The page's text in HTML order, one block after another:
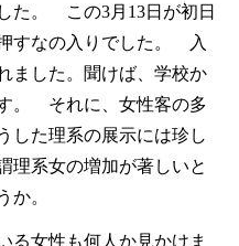
た。 この3月13日が初日
すなの入りでした。 入
ました。聞けば、学校か
。 それに、女性客の多
した理系の展示には珍し
理系女の増加が著しいと
か。
る女性も何人か見かけま